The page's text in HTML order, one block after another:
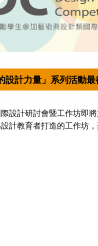
計力量」系列活動最
設計研討會暨工作坊即
計教育者打造的工作坊